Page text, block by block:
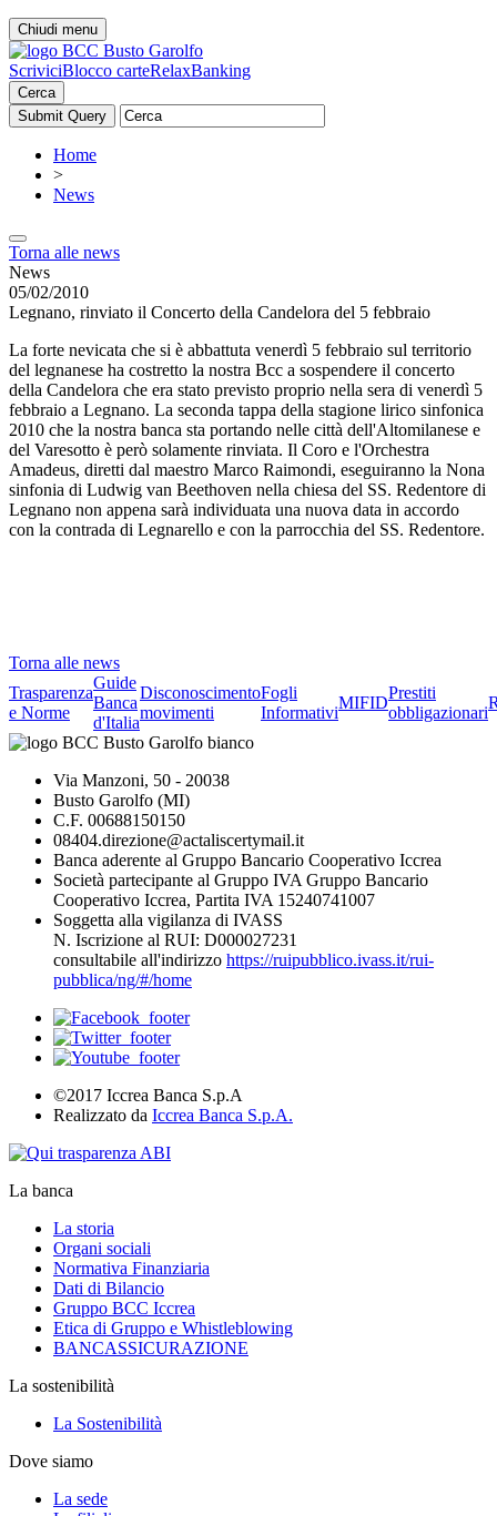
Chiudi menu
ScriviciBlocco carteRelaxBanking
Cerca
Home
>
News
Torna alle news
News
05/02/2010
Legnano, rinviato il Concerto della Candelora del 5 febbraio
La forte nevicata che si è abbattuta venerdì 5 febbraio sul territorio
del legnanese ha costretto la nostra Bcc a sospendere il concerto
della Candelora che era stato previsto proprio nella sera di venerdì 5
febbraio a Legnano. La seconda tappa della stagione lirico sinfonica
2010 che la nostra banca sta portando nelle città dell'Altomilanese e
del Varesotto è però solamente rinviata. Il Coro e l'Orchestra
Amadeus, diretti dal maestro Marco Raimondi, eseguiranno la Nona
sinfonia di Ludwig van Beethoven nella chiesa del SS. Redentore di
Legnano non appena sarà individuata una nuova data in accordo
con la contrada di Legnarello e con la parrocchia del SS. Redentore.
Torna alle news
Trasparenza
e Norme
Guide
Banca
d'Italia
Disconoscimento
movimenti
Fogli
Informativi
MIFID
Prestiti
obbligazionari
Via Manzoni, 50 - 20038
Busto Garolfo (MI)
C.F. 00688150150
08404.direzione@actaliscertymail.it
Banca aderente al Gruppo Bancario Cooperativo Iccrea
Società partecipante al Gruppo IVA Gruppo Bancario
Cooperativo Iccrea, Partita IVA 15240741007
Soggetta alla vigilanza di IVASS
N. Iscrizione al RUI: D000027231
consultabile all'indirizzo https://ruipubblico.ivass.it/rui-
pubblica/ng/#/home
©2017 Iccrea Banca S.p.A
Realizzato da Iccrea Banca S.p.A.
La banca
La storia
Organi sociali
Normativa Finanziaria
Dati di Bilancio
Gruppo BCC Iccrea
Etica di Gruppo e Whistleblowing
BANCASSICURAZIONE
La sostenibilità
La Sostenibilità
Dove siamo
La sede